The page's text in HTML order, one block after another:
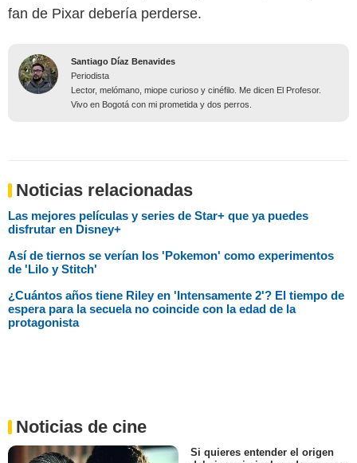
fan de Pixar debería perderse.
Santiago Díaz Benavides
Periodista
Lector, melómano, miope curioso y cinéfilo. Me dicen El Profesor.
Vivo en Bogotá con mi prometida y dos perros.
Noticias relacionadas
Las mejores películas y series de Star+ que ya puedes
disfrutar en Disney+
Así de tiernos se verían los 'Pokemon' como experimentos
de 'Lilo y Stitch'
¿Cuántos años tiene Riley en 'Intensamente 2'? El tiempo de
espera para la secuela no coincide con la edad de la
protagonista
Noticias de cine
Si quieres entender el origen